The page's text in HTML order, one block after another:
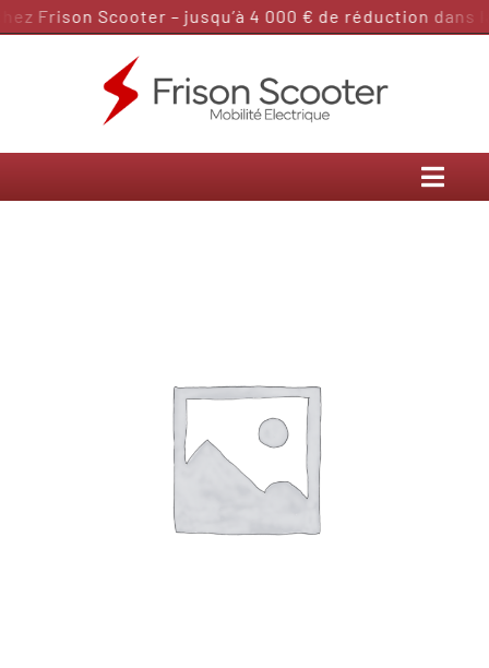
PasserFrison Scooter – jusqu’à 4 000 € de réduction dans